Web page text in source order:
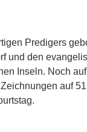
Predigers
und den
Inseln. Noch
auf